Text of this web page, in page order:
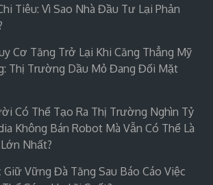
Tiêu: Vì Sao Nhà Đầu Tư Lại Phản
Cơ Tăng Trở Lại Khi Căng Thẳng Mỹ
Thị Trường Dầu Mỏ Đang Đối Mặt
Có Thể Tạo Ra Thị Trường Nghìn Tỷ
Không Bán Robot Mà Vẫn Có Thể Là
Nhất?
Giữ Vững Đà Tăng Sau Báo Cáo Việc